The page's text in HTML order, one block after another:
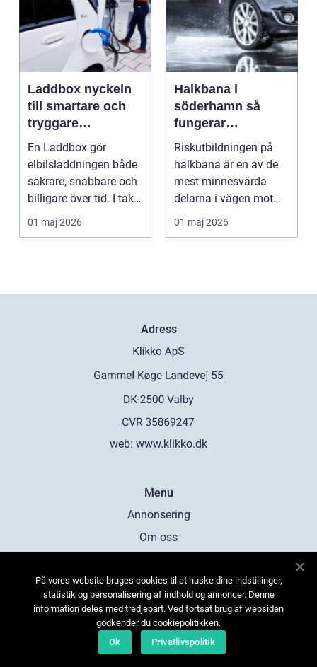
Laddbox nyckeln
till smartare och
tryggare
elbilsladdning
hemma
En Laddbox gör
elbilsladdningen både
säkrare, snabbare och
billigare över tid. I takt
med att fler s...
01 maj 2026
Halkbana i
söderhamn så
fungerar
riskutbildningen
och därför spelar
den roll
Riskutbildningen på
halkbana är en av de
mest minnesvärda
delarna i vägen mot
körkort. Många
kommer ...
01 maj 2026
Adress
web: www.klikko.dk
Menu
Annonsering
Om oss
Kontakta oss
Sitemap
På vores website bruges cookies til at huske dine indstillinger,
statistik og personalisering af indhold og annoncer. Denne
information deles med tredjepart. Ved fortsat brug af websiden
godkender du cookiepolitikken.
Ok
Privatlivspolitik